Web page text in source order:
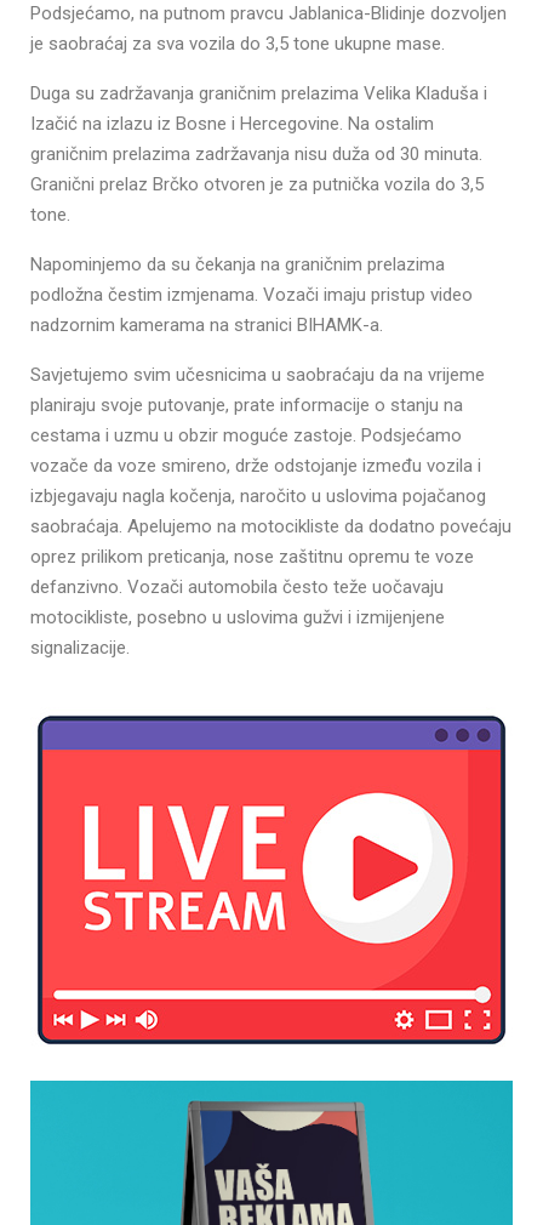
Podsjećamo, na putnom pravcu Jablanica-Blidinje dozvoljen
je saobraćaj za sva vozila do 3,5 tone ukupne mase.
Duga su zadržavanja graničnim prelazima Velika Kladuša i
Izačić na izlazu iz Bosne i Hercegovine. Na ostalim
graničnim prelazima zadržavanja nisu duža od 30 minuta.
Granični prelaz Brčko otvoren je za putnička vozila do 3,5
tone.
Napominjemo da su čekanja na graničnim prelazima
podložna čestim izmjenama. Vozači imaju pristup video
nadzornim kamerama na stranici BIHAMK-a.
Savjetujemo svim učesnicima u saobraćaju da na vrijeme
planiraju svoje putovanje, prate informacije o stanju na
cestama i uzmu u obzir moguće zastoje. Podsjećamo
vozače da voze smireno, drže odstojanje između vozila i
izbjegavaju nagla kočenja, naročito u uslovima pojačanog
saobraćaja. Apelujemo na motocikliste da dodatno povećaju
oprez prilikom preticanja, nose zaštitnu opremu te voze
defanzivno. Vozači automobila često teže uočavaju
motocikliste, posebno u uslovima gužvi i izmijenjene
signalizacije.